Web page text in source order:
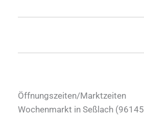
Öffnungszeiten/Marktzeiten
Wochenmarkt in Seßlach (96145